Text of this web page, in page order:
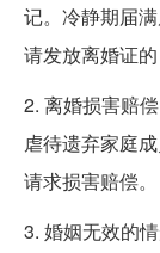
记。冷静期届
请发放离婚证
2. 离婚损害赔
虐待遗弃家庭
请求损害赔偿。
3. 婚姻无效的